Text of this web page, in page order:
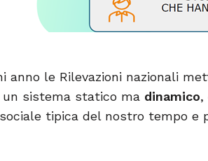
anno le Rilevazioni nazionali
un sistema statico ma dinamico,
tipica del nostro tempo e